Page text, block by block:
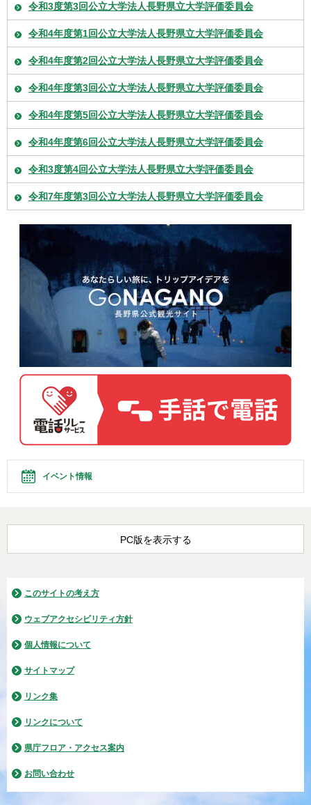
令和3度第3回公立大学法人長野県立大学評価委員会
令和4年度第1回公立大学法人長野県立大学評価委員会
令和4年度第2回公立大学法人長野県立大学評価委員会
令和4年度第3回公立大学法人長野県立大学評価委員会
令和4年度第5回公立大学法人長野県立大学評価委員会
令和4年度第6回公立大学法人長野県立大学評価委員会
令和3度第4回公立大学法人長野県立大学評価委員会
令和7年度第3回公立大学法人長野県立大学評価委員会
イベント情報
PC版を表示する
このサイトの考え方
ウェブアクセシビリティ方針
個人情報について
サイトマップ
リンク集
リンクについて
県庁フロア・アクセス案内
お問い合わせ